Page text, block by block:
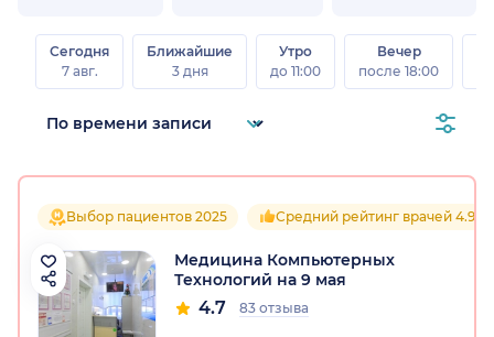
Сегодня
7 авг.
Ближайшие
3 дня
Утро
до 11:00
Вечер
после 18:00
Выбор пациентов 2025 Средний рейтинг врачей 4.9
Медицина Компьютерных
Технологий на 9 мая
4.7 83 отзыва